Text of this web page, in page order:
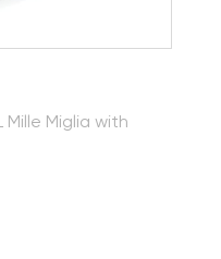
Mille Miglia with